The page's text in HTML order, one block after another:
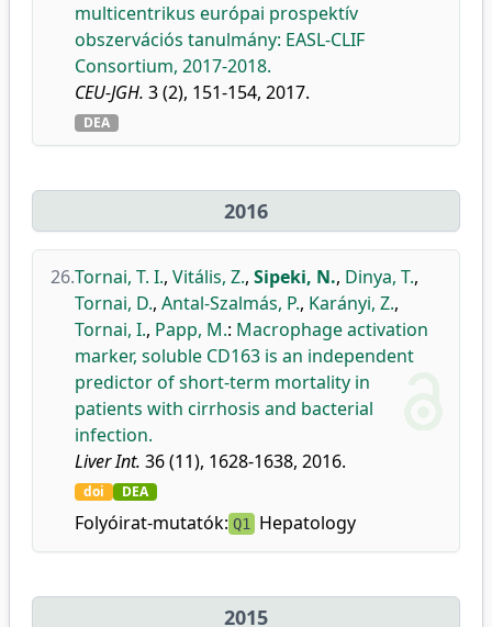
multicentrikus európai prospektív
obszervációs tanulmány: EASL-CLIF
Consortium, 2017-2018.
CEU-JGH. 3 (2), 151-154, 2017.
DEA
2016
26.Tornai, T. I., Vitális, Z., Sipeki, N., Dinya, T.,
Tornai, D., Antal-Szalmás, P., Karányi, Z.,
Tornai, I., Papp, M.: Macrophage activation
marker, soluble CD163 is an independent
predictor of short-term mortality in
patients with cirrhosis and bacterial
infection.
Liver Int. 36 (11), 1628-1638, 2016.
doi DEA
Folyóirat-mutatók: Q1 Hepatology
2015